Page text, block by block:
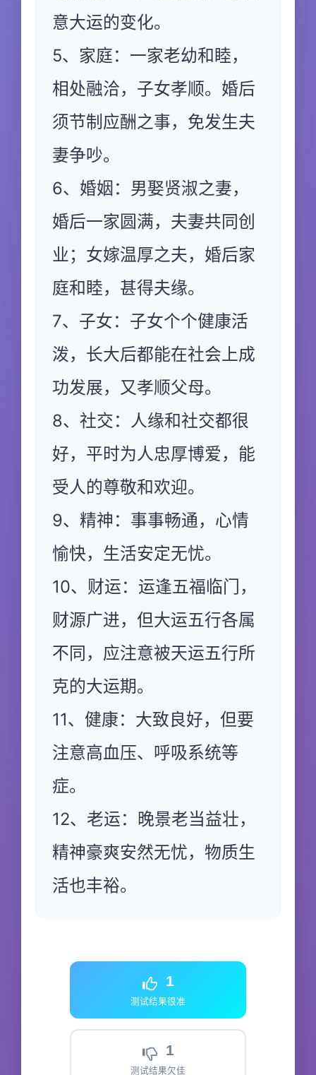
意大运的变化。
5、家庭：一家老幼和睦，
相处融洽，子女孝顺。婚后
须节制应酬之事，免发生夫
妻争吵。
6、婚姻：男娶贤淑之妻，
婚后一家圆满，夫妻共同创
业；女嫁温厚之夫，婚后家
庭和睦，甚得夫缘。
7、子女：子女个个健康活
泼，长大后都能在社会上成
功发展，又孝顺父母。
8、社交：人缘和社交都很
好，平时为人忠厚博爱，能
受人的尊敬和欢迎。
9、精神：事事畅通，心情
愉快，生活安定无忧。
10、财运：运逢五福临门，
财源广进，但大运五行各属
不同，应注意被天运五行所
克的大运期。
11、健康：大致良好，但要
注意高血压、呼吸系统等
症。
12、老运：晚景老当益壮，
精神豪爽安然无忧，物质生
活也丰裕。
1
测试结果很准
1
测试结果欠佳